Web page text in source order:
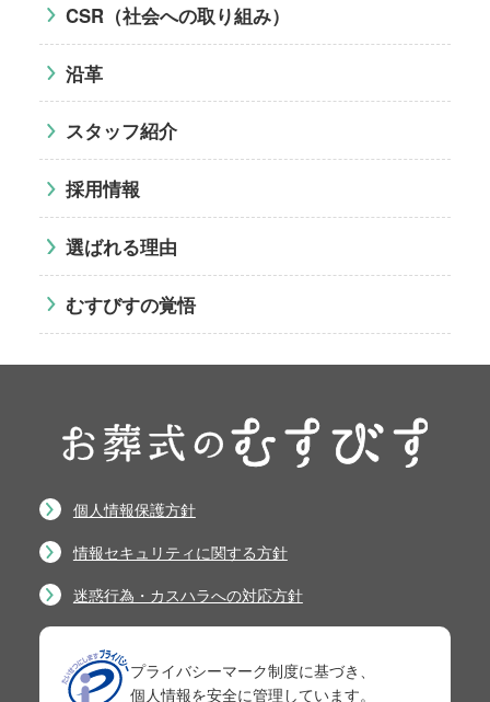
CSR（社会への取り組み）
沿革
スタッフ紹介
採用情報
選ばれる理由
むすびすの覚悟
個人情報保護方針
情報セキュリティに関する方針
迷惑行為・カスハラへの対応方針
プライバシーマーク制度に基づき、
個人情報を安全に管理しています。